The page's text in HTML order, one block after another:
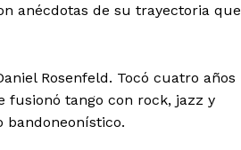
anécdotas de su trayectoria que
Rosenfeld. Tocó cuatro años
fusionó tango con rock, jazz y
bandoneonístico.